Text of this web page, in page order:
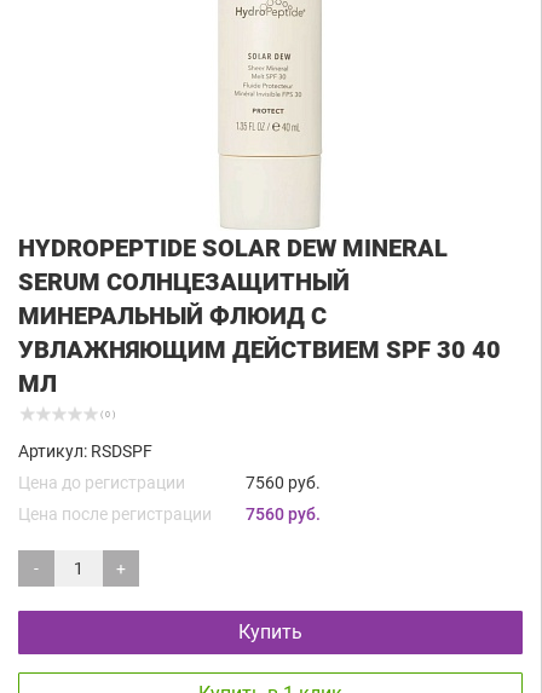
HYDROPEPTIDE SOLAR DEW MINERAL
SERUM СОЛНЦЕЗАЩИТНЫЙ
МИНЕРАЛЬНЫЙ ФЛЮИД С
УВЛАЖНЯЮЩИМ ДЕЙСТВИЕМ SPF 30 40
МЛ
( 0 )
Артикул: RSDSPF
Цена до регистрации
7560 руб.
Цена после регистрации
7560 руб.
- +
Купить